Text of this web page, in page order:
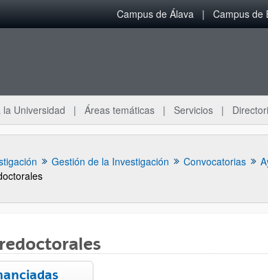
Campus de Álava Campus de
la Universidad Áreas temáticas Servicios
Gestión de la Investigación Convocatorias